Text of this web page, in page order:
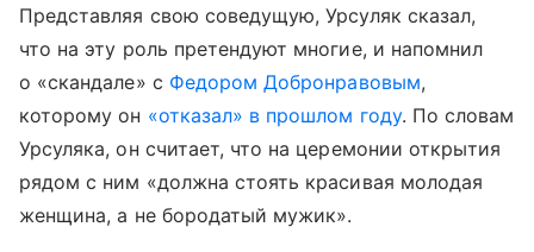
Представляя свою соведущую, Урсуляк сказал,
что на эту роль претендуют многие, и напомнил
о «скандале» с Федором Добронравовым,
которому он «отказал» в прошлом году. По словам
Урсуляка, он считает, что на церемонии открытия
рядом с ним «должна стоять красивая молодая
женщина, а не бородатый мужик».